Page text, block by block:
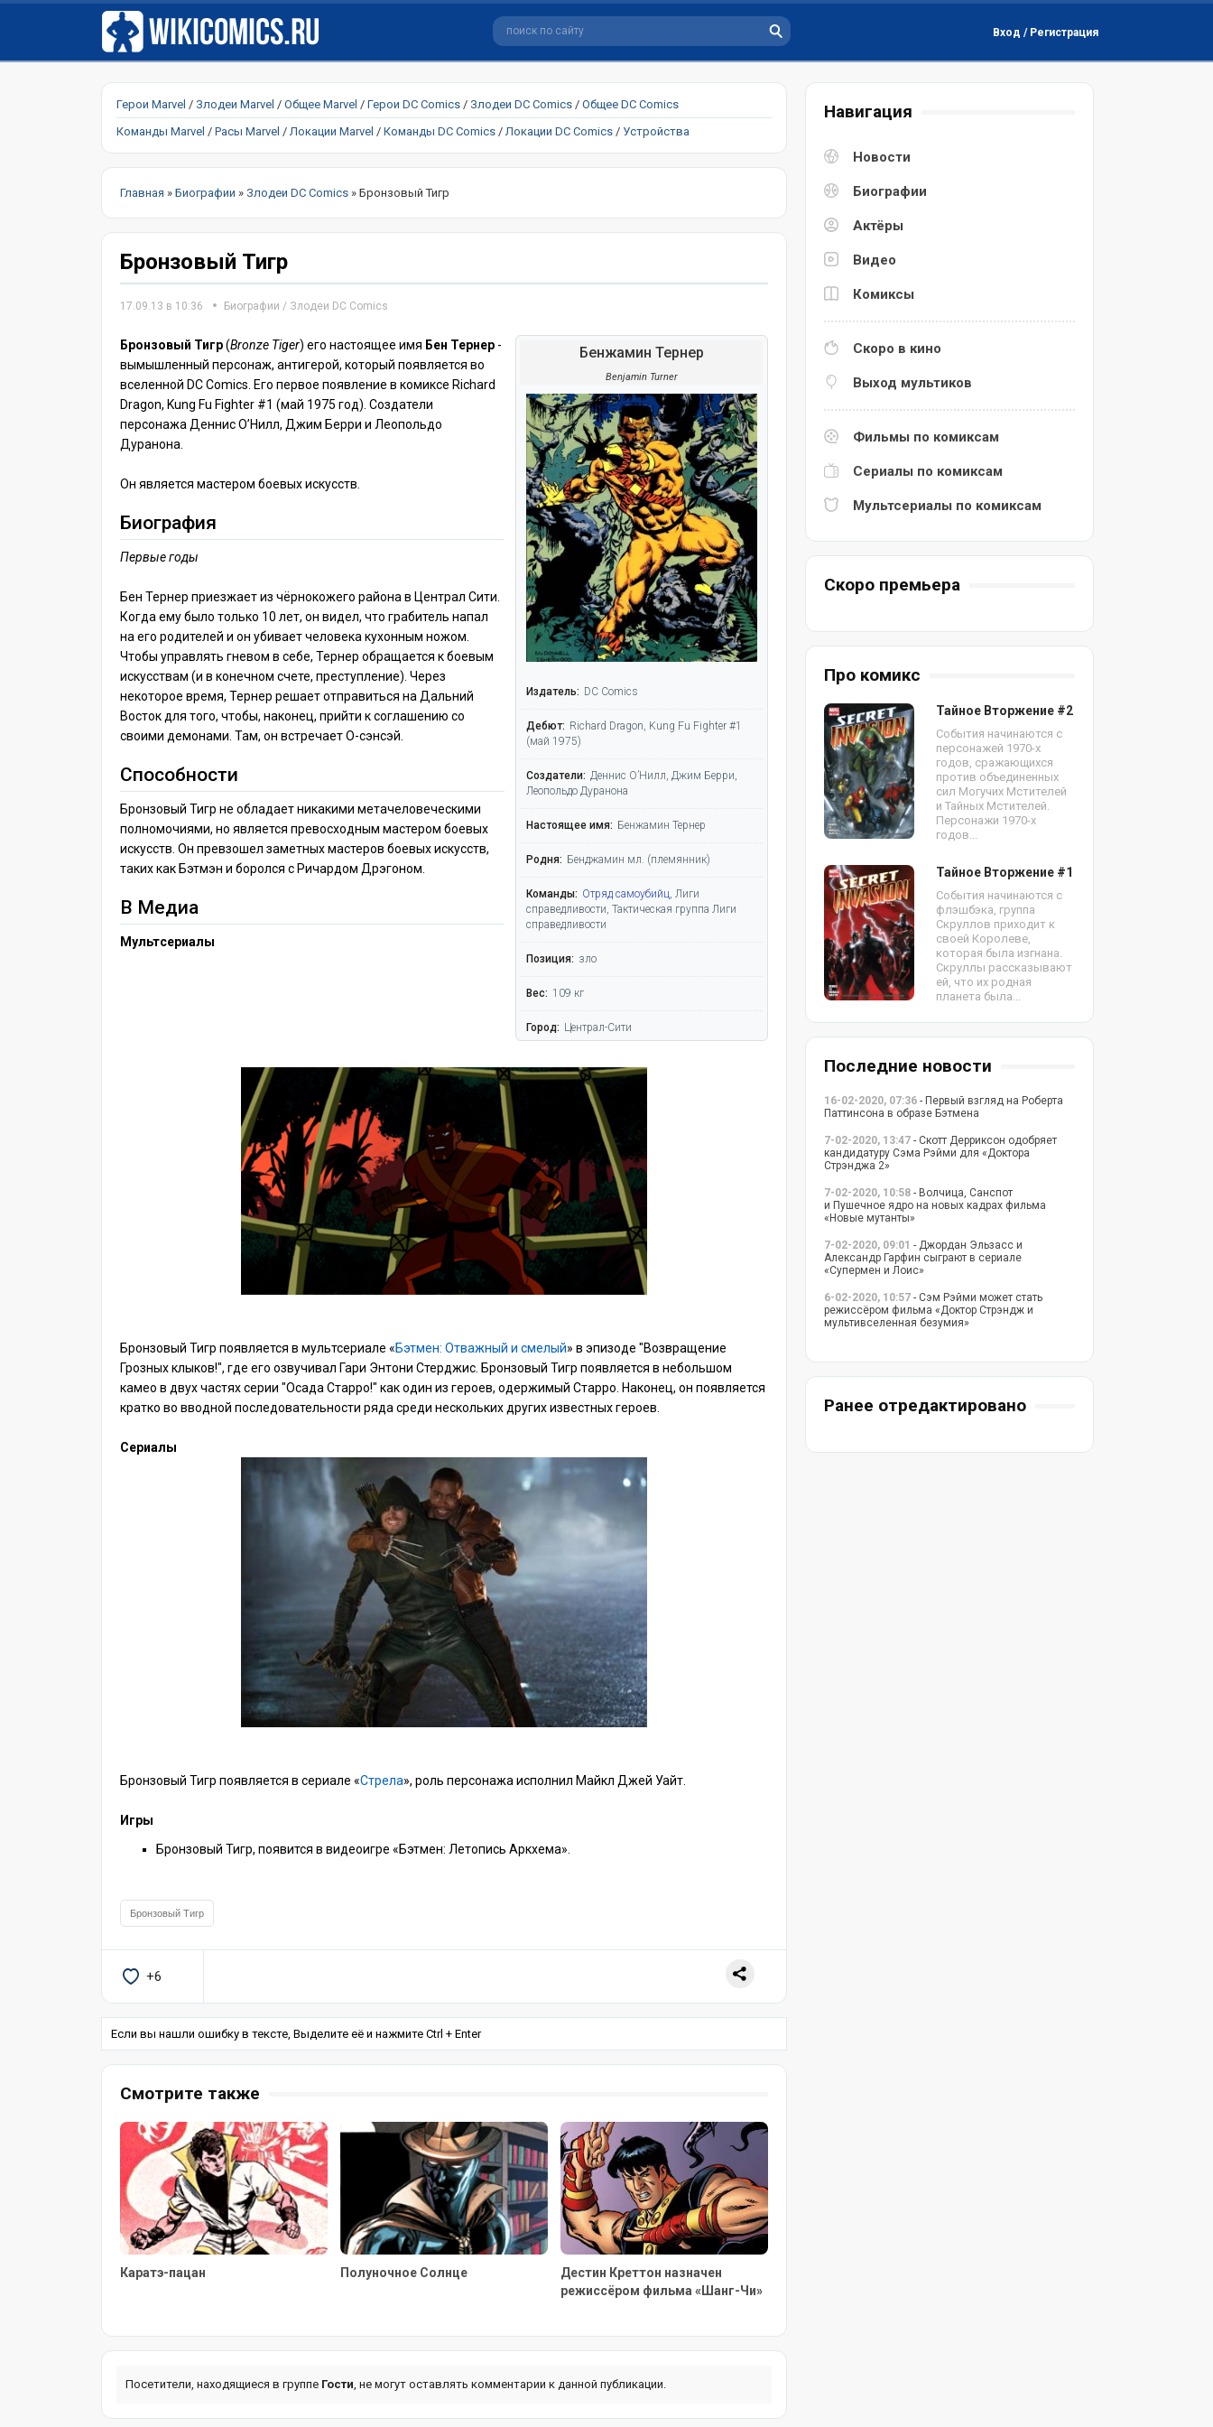
Вход / Регистрация
Герои Marvel / Злодеи Marvel / Общее Marvel / Герои DC Comics / Злодеи DC Comics / Общее DC Comics
Команды Marvel / Расы Marvel /Локации Marvel / Команды DC Comics /Локации DC Comics / Устройства
Главная » Биографии » Злодеи DC Comics » Бронзовый Тигр
Бронзовый Тигр
17.09.13 в 10:36 Биографии / Злодеи DC Comics
Бенжамин Тернер
Benjamin Turner
Издатель: DC Comics
Дебют: Richard Dragon, Kung Fu Fighter #1
(май 1975)
Создатели: Деннис О’Нилл, Джим Берри,
Леопольдо Дуранона
Настоящее имя: Бенжамин Тернер
Родня: Бенджамин мл. (племянник)
Команды: Отряд самоубийц, Лиги
справедливости, Тактическая группа Лиги
справедливости
Позиция: зло
Вес: 109 кг
Город: Централ-Сити
Бронзовый Тигр(Bronze Tiger) его настоящее имя Бен Тернер -
вымышленный персонаж, антигерой, который появляется во
вселенной DC Comics. Его первое появление в комиксе Richard
Dragon, Kung Fu Fighter #1 (май 1975 год). Создатели
персонажа Деннис О’Нилл, Джим Берри и Леопольдо
Дуранона.
Он является мастером боевых искусств.
Биография
Первые годы
Бен Тернер приезжает из чёрнокожего района в Централ Сити.
Когда ему было только 10 лет, он видел, что грабитель напал
на его родителей и он убивает человека кухонным ножом.
Чтобы управлять гневом в себе, Тернер обращается к боевым
искусствам (и в конечном счете, преступление). Через
некоторое время, Тернер решает отправиться на Дальний
Восток для того, чтобы, наконец, прийти к соглашению со
своими демонами. Там, он встречает О-сэнсэй.
Способности
Бронзовый Тигр не обладает никакими метачеловеческими
полномочиями, но является превосходным мастером боевых
искусств. Он превзошел заметных мастеров боевых искусств,
таких как Бэтмэн и боролся с Ричардом Дрэгоном.
В Медиа
Мультсериалы
Бронзовый Тигр появляется в мультсериале «Бэтмен: Отважный и смелый» в эпизоде "Возвращение
Грозных клыков!", где его озвучивал Гари Энтони Стерджис. Бронзовый Тигр появляется в небольшом
камео в двух частях серии "Осада Старро!" как один из героев, одержимый Старро. Наконец, он появляется
кратко во вводной последовательности ряда среди нескольких других известных героев.
Сериалы
Бронзовый Тигр появляется в сериале «Стрела», роль персонажа исполнил Майкл Джей Уайт.
Игры
Бронзовый Тигр, появится в видеоигре «Бэтмен: Летопись Аркхема».
Бронзовый Тигр
+6
Если вы нашли ошибку в тексте, Выделите её и нажмите Ctrl + Enter
Смотрите также
Каратэ-пацан Полуночное Солнце
Дестин Креттон назначен
режиссёром фильма «Шанг-Чи»
Посетители, находящиеся в группе Гости, не могут оставлять комментарии к данной публикации.
Навигация
Новости
Биографии
Актёры
Видео
Комиксы
Скоро в кино
Выход мультиков
Фильмы по комиксам
Сериалы по комиксам
Мультсериалы по комиксам
Скоро премьера
Про комикс
Тайное Вторжение #2
События начинаются с
персонажей 1970-х
годов, сражающихся
против объединенных
сил Могучих Мстителей
и Тайных Мстителей.
Персонажи 1970-х
годов...
Тайное Вторжение #1
События начинаются с
флэшбэка, группа
Скруллов приходит к
своей Королеве,
которая была изгнана.
Скруллы рассказывают
ей, что их родная
планета была...
Последние новости
16-02-2020, 07:36 - Первый взгляд на Роберта
Паттинсона в образе Бэтмена
7-02-2020, 13:47 - Скотт Дерриксон одобряет
кандидатуру Сэма Рэйми для «Доктора
Стрэнджа 2»
7-02-2020, 10:58 - Волчица, Санспот
и Пушечное ядро на новых кадрах фильма
«Новые мутанты»
7-02-2020, 09:01 - Джордан Эльзасс и
Александр Гарфин сыграют в сериале
«Супермен и Лоис»
6-02-2020, 10:57 - Сэм Рэйми может стать
режиссёром фильма «Доктор Стрэндж и
мультивселенная безумия»
Ранее отредактировано